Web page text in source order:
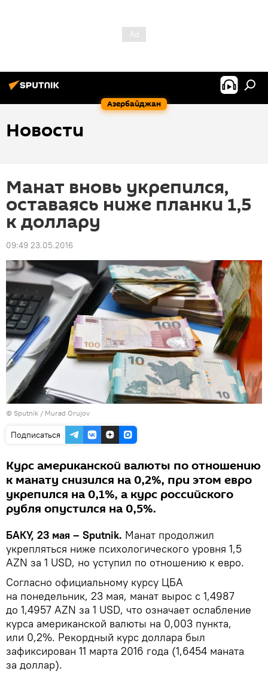
Азербайджан
Новости
Манат вновь укрепился,
оставаясь ниже планки 1,5
к доллару
09:49 23.05.2016
© Sputnik / Murad Orujov
Подписаться
Курс американской валюты по отношению
к манату снизился на 0,2%, при этом евро
укрепился на 0,1%, а курс российского
рубля опустился на 0,5%.
БАКУ, 23 мая – Sputnik. Манат продолжил
укрепляться ниже психологического уровня 1,5
AZN за 1 USD, но уступил по отношению к евро.
Согласно официальному курсу ЦБА
на понедельник, 23 мая, манат вырос с 1,4987
до 1,4957 AZN за 1 USD, что означает ослабление
курса американской валюты на 0,003 пункта,
или 0,2%. Рекордный курс доллара был
зафиксирован 11 марта 2016 года (1,6454 маната
за доллар).